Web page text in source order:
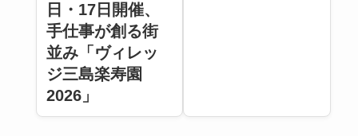
日・17日開催、
手仕事が創る街
並み「ヴィレッ
ジ三島楽寿園
2026」